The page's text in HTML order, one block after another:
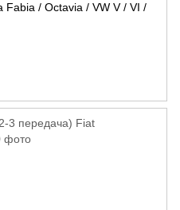
Fabia / Octavia / VW V / VI /